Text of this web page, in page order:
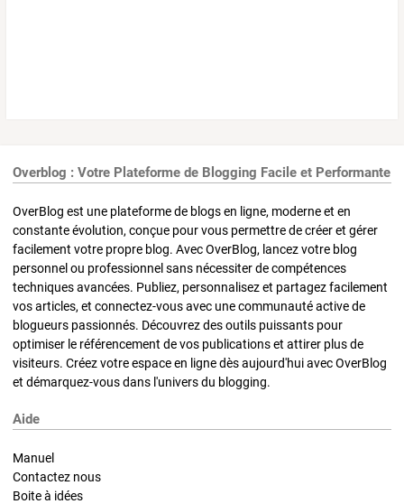
Overblog : Votre Plateforme de Blogging Facile et Performante
OverBlog est une plateforme de blogs en ligne, moderne et en
constante évolution, conçue pour vous permettre de créer et gérer
facilement votre propre blog. Avec OverBlog, lancez votre blog
personnel ou professionnel sans nécessiter de compétences
techniques avancées. Publiez, personnalisez et partagez facilement
vos articles, et connectez-vous avec une communauté active de
blogueurs passionnés. Découvrez des outils puissants pour
optimiser le référencement de vos publications et attirer plus de
visiteurs. Créez votre espace en ligne dès aujourd'hui avec OverBlog
et démarquez-vous dans l'univers du blogging.
Aide
Manuel
Contactez nous
Boite à idées